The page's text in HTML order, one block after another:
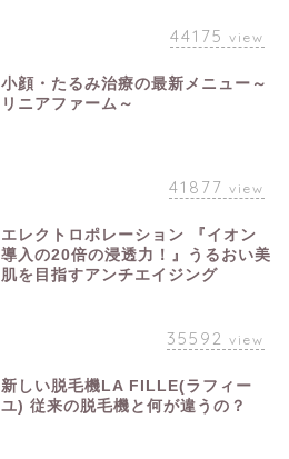
44175 view
小顔・たるみ治療の最新メニュー～
リニアファーム～
41877 view
エレクトロポレーション 『イオン
導入の20倍の浸透力！』うるおい美
肌を目指すアンチエイジング
35592 view
新しい脱毛機LA FILLE(ラフィー
ユ) 従来の脱毛機と何が違うの？